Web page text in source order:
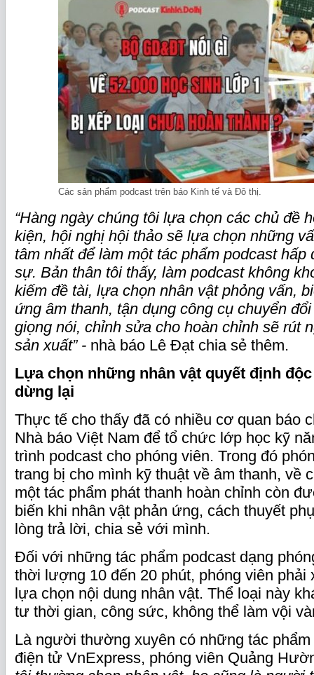
Các sản phẩm podcast trên báo Kinh tế và Đô thị.
“Hàng ngày chúng tôi lựa chọn các chủ đề
kiện, hội nghị hội thảo sẽ lựa chọn những
tâm nhất để làm một tác phẩm podcast hấp
sự. Bản thân tôi thấy, làm podcast không
kiếm đề tài, lựa chọn nhân vật phỏng vấn,
ứng âm thanh, tận dụng công cụ chuyển
giọng nói, chỉnh sửa cho hoàn chỉnh sẽ rút
sản xuất” - nhà báo Lê Đạt chia sẻ thêm.
Lựa chọn những nhân vật quyết định
dừng lại
Thực tế cho thấy đã có nhiều cơ quan báo
Nhà báo Việt Nam để tổ chức lớp học kỹ
trình podcast cho phóng viên. Trong đó
trang bị cho mình kỹ thuật về âm thanh, về
một tác phẩm phát thanh hoàn chỉnh còn
biến khi nhân vật phản ứng, cách thuyết
lòng trả lời, chia sẻ với mình.
Đối với những tác phẩm podcast dạng
thời lượng 10 đến 20 phút, phóng viên phải
lựa chọn nội dung nhân vật. Thể loại này
tư thời gian, công sức, không thể làm vội
Là người thường xuyên có những tác phẩm
điện tử VnExpress, phóng viên Quảng